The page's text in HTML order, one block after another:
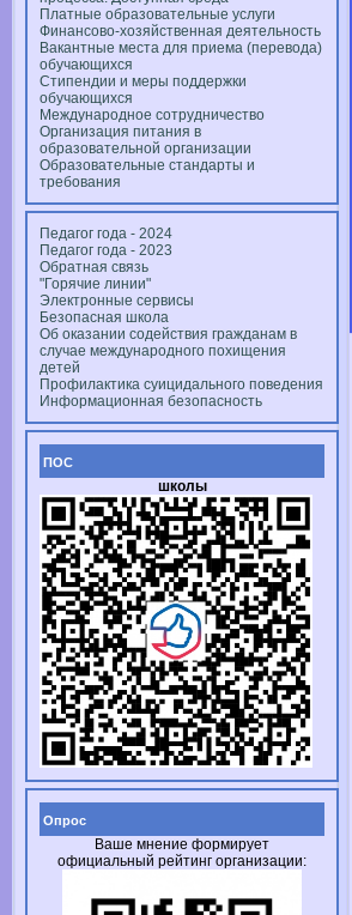
Платные образовательные услуги
Финансово-хозяйственная деятельность
Вакантные места для приема (перевода)
обучающихся
Стипендии и меры поддержки
обучающихся
Международное сотрудничество
Организация питания в
образовательной организации
Образовательные стандарты и
требования
Педагог года - 2024
Педагог года - 2023
Обратная связь
"Горячие линии"
Электронные сервисы
Безопасная школа
Об оказании содействия гражданам в
случае международного похищения
детей
Профилактика суицидального поведения
Информационная безопасность
ПОС
школы
Опрос
Ваше мнение формирует
официальный рейтинг организации: